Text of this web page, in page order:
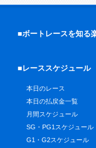
■ボートレースを知る
■レーススケジュール
本日のレース
本日の払戻金一覧
月間スケジュール
SG・PG1スケジュール
G1・G2スケジュール